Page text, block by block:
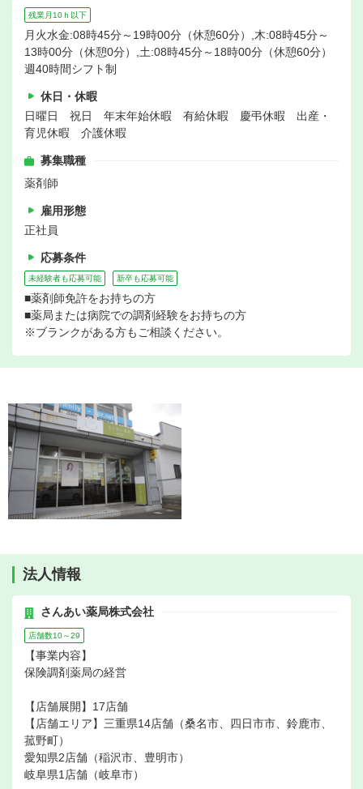
残業月10ｈ以下
月火水金:08時45分～19時00分（休憩60分）,木:08時45分～
13時00分（休憩0分）,土:08時45分～18時00分（休憩60分）
週40時間シフト制
休日・休暇
日曜日 祝日 年末年始休暇 有給休暇 慶弔休暇 出産・
育児休暇 介護休暇
募集職種
薬剤師
雇用形態
正社員
応募条件
未経験者も応募可能 新卒も応募可能
■薬剤師免許をお持ちの方
■薬局または病院での調剤経験をお持ちの方
※ブランクがある方もご相談ください。
法人情報
さんあい薬局株式会社
店舗数10～29
【事業内容】
保険調剤薬局の経営
【店舗展開】17店舗
【店舗エリア】三重県14店舗（桑名市、四日市市、鈴鹿市、
菰野町）
愛知県2店舗（稲沢市、豊明市）
岐阜県1店舗（岐阜市）